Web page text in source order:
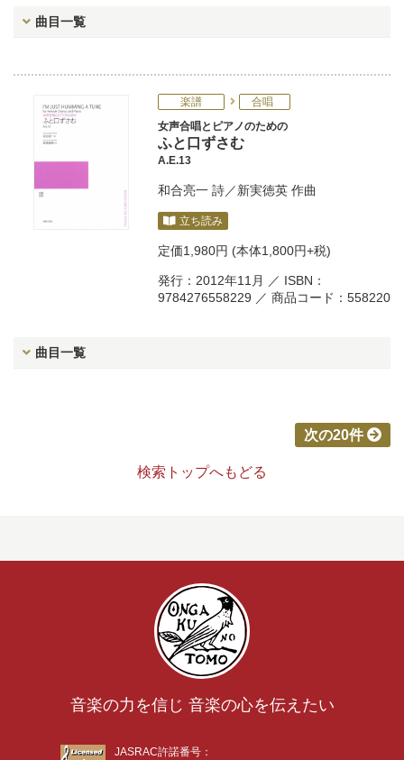
曲目一覧
楽譜
合唱
女声合唱とピアノのための
ふと口ずさむ
A.E.13
和合亮一 詩／新実徳英 作曲
立ち読み
定価1,980円 (本体1,800円+税)
発行：2012年11月 ／ ISBN：
9784276558229 ／ 商品コード：558220
曲目一覧
次の20件
検索トップへもどる
音楽の力を信じ 音楽の心を伝えたい
JASRAC許諾番号：